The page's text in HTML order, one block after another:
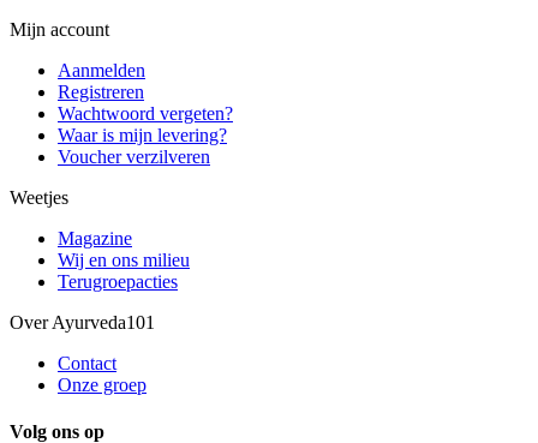
Mijn account
Aanmelden
Registreren
Wachtwoord vergeten?
Waar is mijn levering?
Voucher verzilveren
Weetjes
Magazine
Wij en ons milieu
Terugroepacties
Over Ayurveda101
Contact
Onze groep
Volg ons op